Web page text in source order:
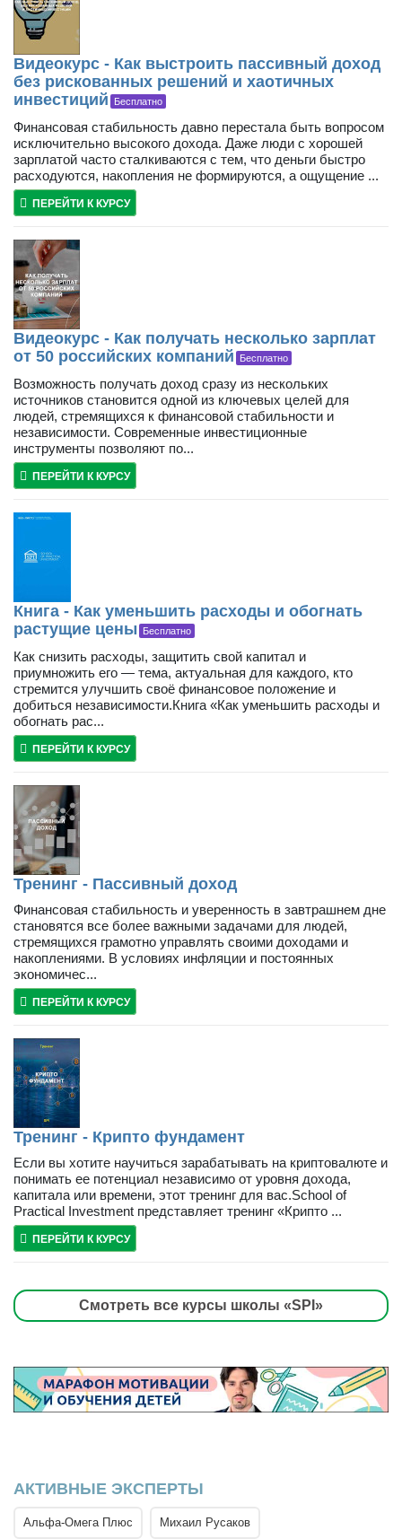
Видеокурс - Как выстроить пассивный доход
без рискованных решений и хаотичных
инвестиций
Бесплатно
Финансовая стабильность давно перестала быть вопросом
исключительно высокого дохода. Даже люди с хорошей
зарплатой часто сталкиваются с тем, что деньги быстро
расходуются, накопления не формируются, а ощущение ...
ПЕРЕЙТИ К КУРСУ
Видеокурс - Как получать несколько зарплат
от 50 российских компаний
Бесплатно
Возможность получать доход сразу из нескольких
источников становится одной из ключевых целей для
людей, стремящихся к финансовой стабильности и
независимости. Современные инвестиционные
инструменты позволяют по...
ПЕРЕЙТИ К КУРСУ
Книга - Как уменьшить расходы и обогнать
растущие цены
Бесплатно
Как снизить расходы, защитить свой капитал и
приумножить его — тема, актуальная для каждого, кто
стремится улучшить своё финансовое положение и
добиться независимости.Книга «Как уменьшить расходы и
обогнать рас...
ПЕРЕЙТИ К КУРСУ
Тренинг - Пассивный доход
Финансовая стабильность и уверенность в завтрашнем дне
становятся все более важными задачами для людей,
стремящихся грамотно управлять своими доходами и
накоплениями. В условиях инфляции и постоянных
экономичес...
ПЕРЕЙТИ К КУРСУ
Тренинг - Крипто фундамент
Если вы хотите научиться зарабатывать на криптовалюте и
понимать ее потенциал независимо от уровня дохода,
капитала или времени, этот тренинг для вас.School of
Practical Investment представляет тренинг «Крипто ...
ПЕРЕЙТИ К КУРСУ
Смотреть все курсы школы «SPI»
АКТИВНЫЕ ЭКСПЕРТЫ
Альфа-Омега Плюс Михаил Русаков